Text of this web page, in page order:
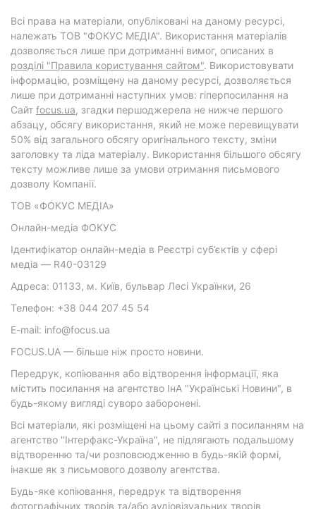
Всі права на матеріали, опубліковані на даному ресурсі,
належать ТОВ "ФОКУС МЕДІА". Використання матеріалів
дозволяється лише при дотриманні вимог, описаних в
розділі "Правила користування сайтом". Використовувати
інформацію, розміщену на даному ресурсі, дозволяється
лише при дотриманні наступних умов: гіперпосилання на
Cайт focus.ua, згадки першоджерела не нижче першого
абзацу, обсягу використання, який не може перевищувати
50% від загального обсягу оригінального тексту, зміни
заголовку та ліда матеріалу. Використання більшого обсягу
тексту можливе лише за умови отримання письмового
дозволу Компанії.
ТОВ «ФОКУС МЕДІА»
Онлайн-медіа ФОКУС
Ідентифікатор онлайн-медіа в Реєстрі суб’єктів у сфері
медіа — R40-03129
Адреса: 01133, м. Київ, бульвар Лесі Українки, 26
Телефон: +38 044 207 45 54
E-mail: info@focus.ua
FOCUS.UA — більше ніж просто новини.
Передрук, копіювання або відтворення інформації, яка
містить посилання на агентство ІнА "Українські Новини", в
будь-якому вигляді суворо заборонені.
Всі матеріали, які розміщені на цьому сайті з посиланням на
агентство "Інтерфакс-Україна", не підлягають подальшому
відтворенню та/чи розповсюдженню в будь-якій формі,
інакше як з письмового дозволу агентства.
Будь-яке копіювання, передрук та відтворення
фотографічних творів та/або аудіовізуальних творів